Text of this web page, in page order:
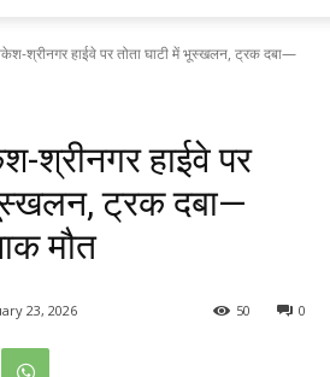
श्रीनगर हाईवे पर तोता घाटी में भूस्खलन, ट्रक दबा—
श्रीनगर हाईवे पर
ट्रक दबा—
मौत
23, 2026 0
50